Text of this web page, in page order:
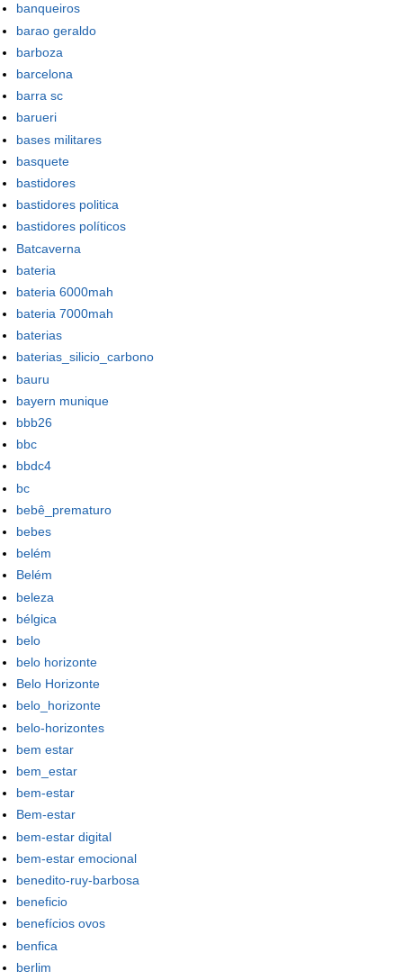
banqueiros
barao geraldo
barboza
barcelona
barra sc
barueri
bases militares
basquete
bastidores
bastidores politica
bastidores políticos
Batcaverna
bateria
bateria 6000mah
bateria 7000mah
baterias
baterias_silicio_carbono
bauru
bayern munique
bbb26
bbc
bbdc4
bc
bebê_prematuro
bebes
belém
Belém
beleza
bélgica
belo
belo horizonte
Belo Horizonte
belo_horizonte
belo-horizontes
bem estar
bem_estar
bem-estar
Bem-estar
bem-estar digital
bem-estar emocional
benedito-ruy-barbosa
beneficio
benefícios ovos
benfica
berlim